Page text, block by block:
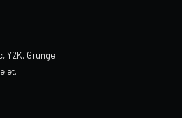
Y2K, Grunge
et.